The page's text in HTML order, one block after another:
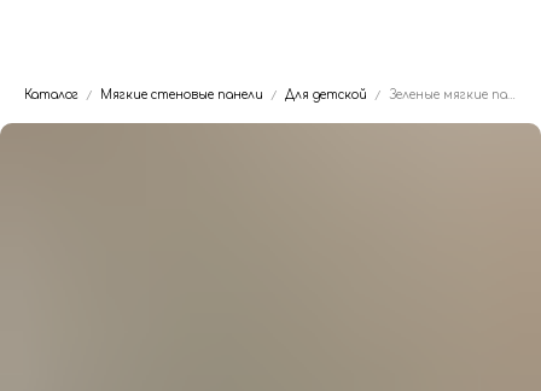
Каталог Мягкие стеновые панели Для детской